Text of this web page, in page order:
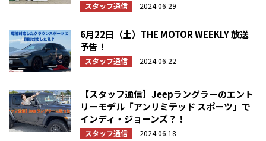
スタッフ通信 2024.06.29
6月22日（土）THE MOTOR WEEKLY 放送
予告！
スタッフ通信 2024.06.22
【スタッフ通信】Jeepラングラーのエント
リーモデル「アンリミテッド スポーツ」で
インディ・ジョーンズ？！
スタッフ通信 2024.06.18